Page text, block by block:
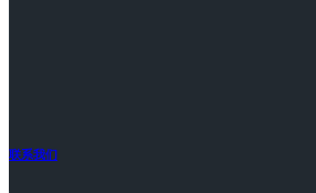
联系我们